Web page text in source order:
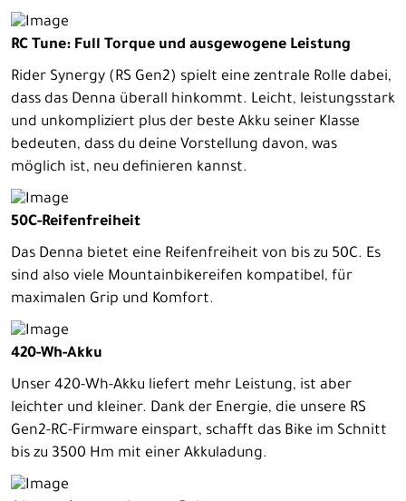
RC Tune: Full Torque und ausgewogene Leistung
Rider Synergy (RS Gen2) spielt eine zentrale Rolle dabei,
dass das Denna überall hinkommt. Leicht, leistungsstark
und unkompliziert plus der beste Akku seiner Klasse
bedeuten, dass du deine Vorstellung davon, was
möglich ist, neu definieren kannst.
50C-Reifenfreiheit
Das Denna bietet eine Reifenfreiheit von bis zu 50C. Es
sind also viele Mountainbikereifen kompatibel, für
maximalen Grip und Komfort.
420-Wh-Akku
Unser 420-Wh-Akku liefert mehr Leistung, ist aber
leichter und kleiner. Dank der Energie, die unsere RS
Gen2-RC-Firmware einspart, schafft das Bike im Schnitt
bis zu 3500 Hm mit einer Akkuladung.